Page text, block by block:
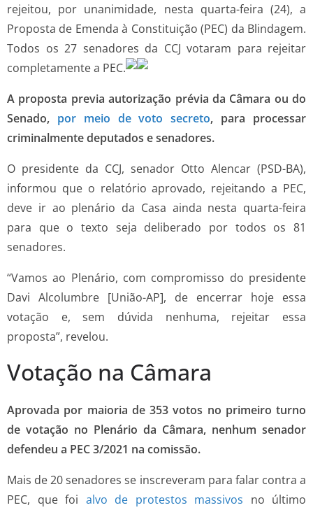
rejeitou, por unanimidade, nesta quarta-feira (24), a
Proposta de Emenda à Constituição (PEC) da Blindagem.
Todos os 27 senadores da CCJ votaram para rejeitar
completamente a PEC.
A proposta previa autorização prévia da Câmara ou do
Senado, por meio de voto secreto, para processar
criminalmente deputados e senadores.
O presidente da CCJ, senador Otto Alencar (PSD-BA),
informou que o relatório aprovado, rejeitando a PEC,
deve ir ao plenário da Casa ainda nesta quarta-feira
para que o texto seja deliberado por todos os 81
senadores.
“Vamos ao Plenário, com compromisso do presidente
Davi Alcolumbre [União-AP], de encerrar hoje essa
votação e, sem dúvida nenhuma, rejeitar essa
proposta”, revelou.
Votação na Câmara
Aprovada por maioria de 353 votos no primeiro turno
de votação no Plenário da Câmara, nenhum senador
defendeu a PEC 3/2021 na comissão.
Mais de 20 senadores se inscreveram para falar contra a
PEC, que foi alvo de protestos massivos no último